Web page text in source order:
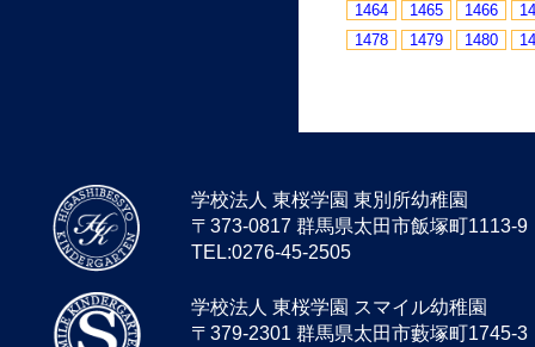
1464
1465 1466
1478
1479 1480
学校法人 東桜学園 東別所幼稚園
〒373-0817 群馬県太田市飯塚町1113-9
TEL:0276-45-2505
学校法人 東桜学園 スマイル幼稚園
〒379-2301 群馬県太田市藪塚町1745-3